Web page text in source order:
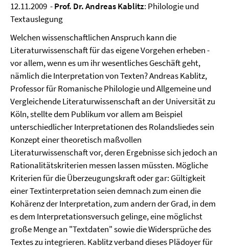
12.11.2009 -Prof. Dr. Andreas Kablitz: Philologie und
Textauslegung
Welchen wissenschaftlichen Anspruch kann die
Literaturwissenschaft für das eigene Vorgehen erheben -
vor allem, wenn es um ihr wesentliches Geschäft geht,
nämlich die Interpretation von Texten? Andreas Kablitz,
Professor für Romanische Philologie und Allgemeine und
Vergleichende Literaturwissenschaft an der Universität zu
Köln, stellte dem Publikum vor allem am Beispiel
unterschiedlicher Interpretationen des Rolandsliedes sein
Konzept einer theoretisch maßvollen
Literaturwissenschaft vor, deren Ergebnisse sich jedoch an
Rationalitätskriterien messen lassen müssten. Mögliche
Kriterien für die Überzeugungskraft oder gar: Gültigkeit
einer Textinterpretation seien demnach zum einen die
Kohärenz der Interpretation, zum andern der Grad, in dem
es dem Interpretationsversuch gelinge, eine möglichst
große Menge an "Textdaten" sowie die Widersprüche des
Textes zu integrieren. Kablitz verband dieses Plädoyer für